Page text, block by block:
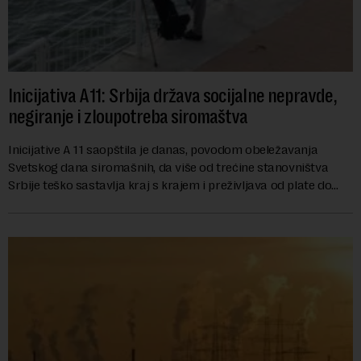
Inicijativa A11: Srbija država socijalne nepravde,
negiranje i zloupotreba siromaštva
Inicijative A 11 saopštila je danas, povodom obeležavanja
Svetskog dana siromašnih, da više od trećine stanovništva
Srbije teško sastavlja kraj s krajem i preživljava od plate do